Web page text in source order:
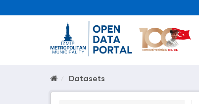
Datasets